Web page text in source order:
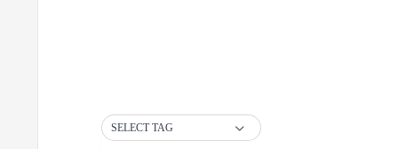
SELECT TAG